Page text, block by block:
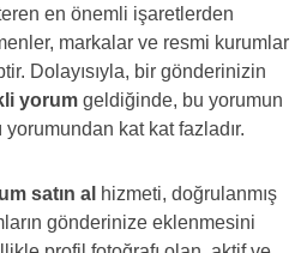
en önemli işaretlerden
markalar ve resmi kurumlar
Dolayısıyla, bir gönderinizin
yorum geldiğinde, bu yorumun
yorumundan kat kat fazladır.
satın al hizmeti, doğrulanmış
gönderinize eklenmesini